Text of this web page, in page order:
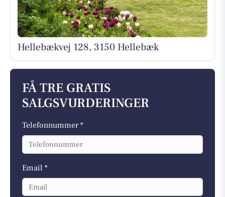
Hellebækvej 128, 3150 Hellebæk
FÅ TRE GRATIS
SALGSVURDERINGER
Telefonnummer *
Email *